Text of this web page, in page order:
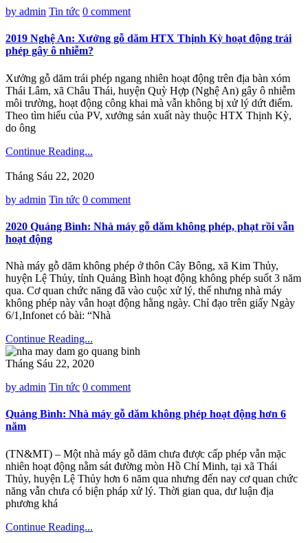
by admin Tin tức 0 comment
2019 Nghệ An: Xưởng gỗ dăm HTX Thịnh Kỳ hoạt động trái
phép gây ô nhiễm?
Xưởng gỗ dăm trái phép ngang nhiên hoạt động trên địa bàn xóm
Thái Lâm, xã Châu Thái, huyện Quỳ Hợp (Nghệ An) gây ô nhiễm
môi trường, hoạt động công khai mà vẫn không bị xử lý dứt điểm.
Theo tìm hiểu của PV, xưởng sản xuất này thuộc HTX Thịnh Kỳ,
do ông
Continue Reading...
Tháng Sáu 22, 2020
by admin Tin tức 0 comment
2020 Quảng Bình: Nhà máy gỗ dăm không phép, phạt rồi vẫn
hoạt động
Nhà máy gỗ dăm không phép ở thôn Cây Bông, xã Kim Thủy,
huyện Lệ Thủy, tỉnh Quảng Bình hoạt động không phép suốt 3 năm
qua. Cơ quan chức năng đã vào cuộc xử lý, thế nhưng nhà máy
không phép này vẫn hoạt động hằng ngày. Chỉ đạo trên giấy Ngày
6/1,Infonet có bài: “Nhà
Continue Reading...
Tháng Sáu 22, 2020
by admin Tin tức 0 comment
Quảng Bình: Nhà máy gỗ dăm không phép hoạt động hơn 6
năm
(TN&MT) – Một nhà máy gỗ dăm chưa được cấp phép vẫn mặc
nhiên hoạt động nằm sát đường mòn Hồ Chí Minh, tại xã Thái
Thủy, huyện Lệ Thủy hơn 6 năm qua nhưng đến nay cơ quan chức
năng vẫn chưa có biện pháp xử lý. Thời gian qua, dư luận địa
phương khá
Continue Reading...